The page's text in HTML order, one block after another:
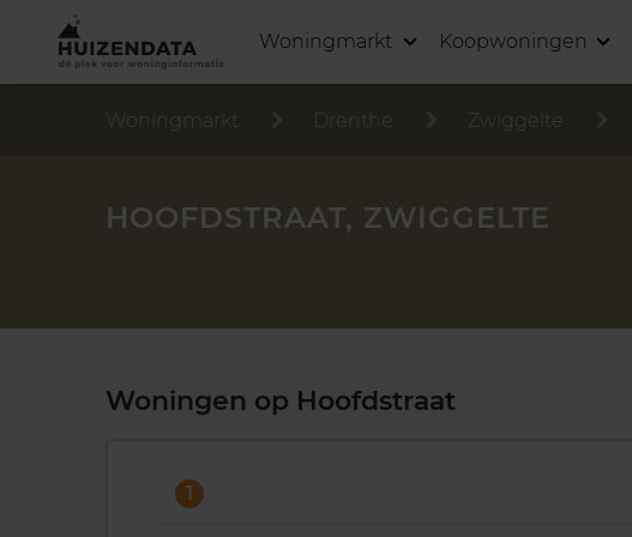
Woningmarkt Koopwoningen
Woningmarkt Drenthe Zwiggelte
HOOFDSTRAAT, ZWIGGELTE
Woningen op Hoofdstraat
1